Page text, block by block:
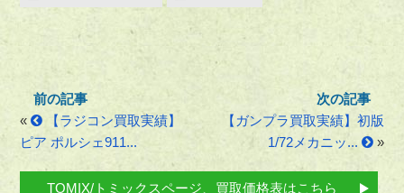
«
【ラジコン買取実績】
ピア ポルシェ911...
【ガンプラ買取実績】初版
1/72メカニッ...
»
TOMIX/トミックスページ、買取価格表はこちら